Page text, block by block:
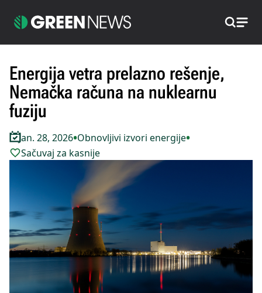
Pretraži
Energija vetra prelazno rešenje,
Nemačka računa na nuklearnu
fuziju
Jan. 28, 2026•Obnovljivi izvori energije•
Sačuvaj za kasnije